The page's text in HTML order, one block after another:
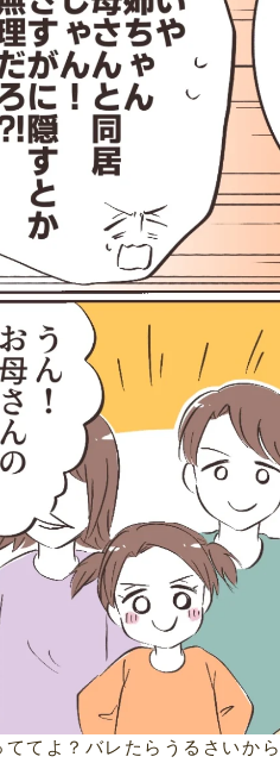
ててよ？バレたらうるさい